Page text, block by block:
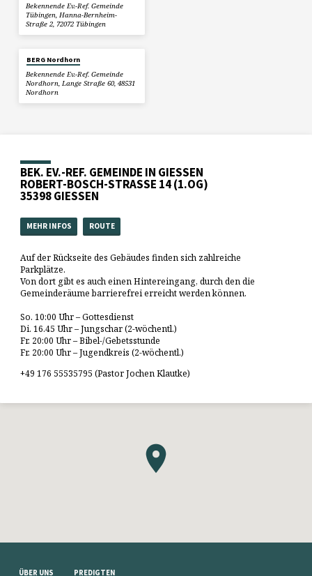
Bekennende Ev.-Ref. Gemeinde
Tübingen, Hanna-Bernheim-
Straße 2, 72072 Tübingen
BERG Nordhorn
Bekennende Ev.-Ref. Gemeinde
Nordhorn, Lange Straße 60, 48531
Nordhorn
BEK. EV.-REF. GEMEINDE IN GIESSEN
ROBERT-BOSCH-STRASSE 14 (1.OG)
35398 GIESSEN
MEHR INFOS ROUTE
Auf der Rückseite des Gebäudes finden sich zahlreiche
Parkplätze.
Von dort gibt es auch einen Hintereingang, durch den die
Gemeinderäume barrierefrei erreicht werden können.
So. 10:00 Uhr – Gottesdienst
Di. 16.45 Uhr – Jungschar (2-wöchentl.)
Fr. 20:00 Uhr – Bibel-/Gebetsstunde
Fr. 20:00 Uhr – Jugendkreis (2-wöchentl.)
+49 176 55535795 (Pastor Jochen Klautke)
ÜBER UNS PREDIGTEN